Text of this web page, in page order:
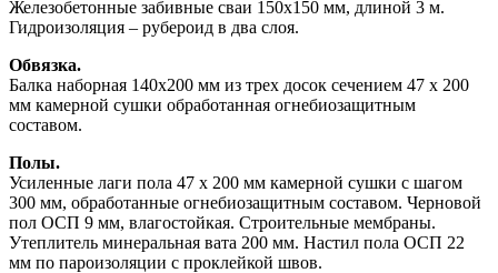
Железобетонные забивные сваи 150х150 мм, длиной 3 м.
Гидроизоляция – рубероид в два слоя.
Обвязка.
Балка наборная 140х200 мм из трех досок сечением 47 х 200
мм камерной сушки обработанная огнебиозащитным
составом.
Полы.
Усиленные лаги пола 47 х 200 мм камерной сушки с шагом
300 мм, обработанные огнебиозащитным составом. Черновой
пол ОСП 9 мм, влагостойкая. Строительные мембраны.
Утеплитель минеральная вата 200 мм. Настил пола ОСП 22
мм по пароизоляции с проклейкой швов.